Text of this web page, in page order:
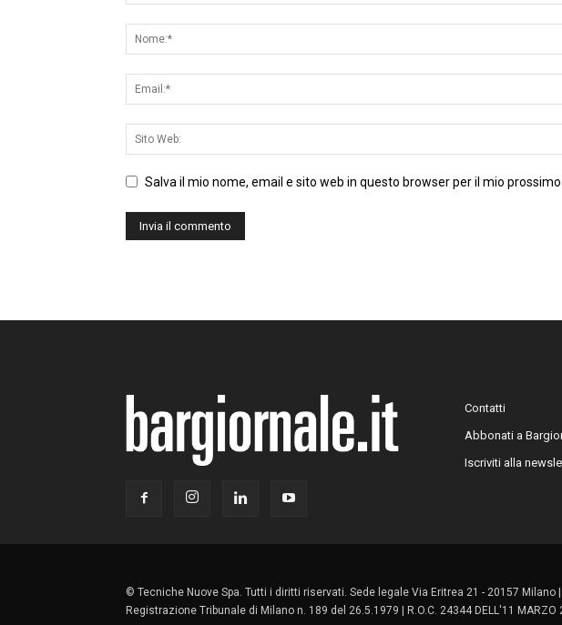
Salva il mio nome, email e sito web in questo browser per il mio
Contatti
Abbonati a
Iscriviti alla
© Tecniche Nuove Spa. Tutti i diritti riservati. Sede legale Via Eritrea 21 - 20157
Registrazione Tribunale di Milano n. 189 del 26.5.1979 | R.O.C. 24344 DELL'11 MARZO